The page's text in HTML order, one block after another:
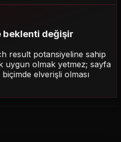
beklenti değişir
result potansiyeline sahip
uygun olmak yetmez; sayfa
biçimde elverişli olması